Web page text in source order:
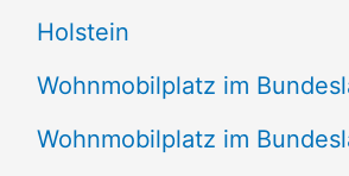
Holstein
Wohnmobilplatz im
Wohnmobilplatz im